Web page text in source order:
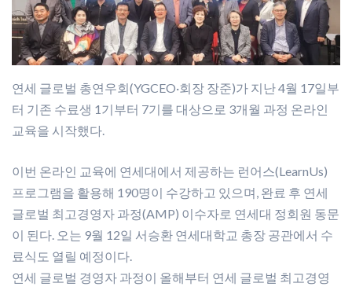
연세 글로벌 총연우회(YGCEO·회장 장준)가 지난 4월 17일부
터 기존 수료생 1기부터 7기를 대상으로 3개월 과정 온라인
교육을 시작했다.
이번 온라인 교육에 연세대에서 제공하는 런어스(LearnUs)
프로그램을 활용해 190명이 수강하고 있으며, 완료 후 연세
글로벌 최고경영자 과정(AMP) 이수자로 연세대 정회원 동문
이 된다. 오는 9월 12일 서승환 연세대학교 총장 공관에서 수
료식도 열릴 예정이다.
연세 글로벌 경영자 과정이 올해부터 연세 글로벌 최고경영